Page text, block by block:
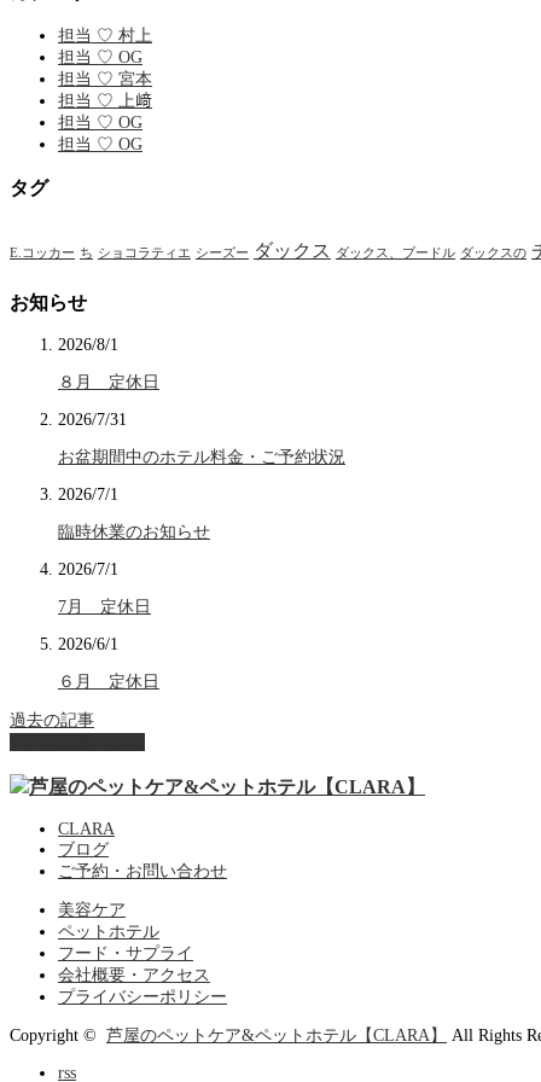
担当 ♡ 村上
担当 ♡ OG
担当 ♡ 宮本
担当 ♡ 上﨑
担当 ♡ OG
担当 ♡ OG
タグ
E.コッカー ち ショコラティエ シーズー ダックス ダックス、プードル ダックスの
お知らせ
2026/8/1
８月 定休日
2026/7/31
お盆期間中のホテル料金・ご予約状況
2026/7/1
臨時休業のお知らせ
2026/7/1
7月 定休日
2026/6/1
６月 定休日
過去の記事
CLARA
ブログ
ご予約・お問い合わせ
美容ケア
ペットホテル
フード・サプライ
会社概要・アクセス
プライバシーポリシー
Copyright © 芦屋のペットケア&ペットホテル【CLARA】 All Rights
rss